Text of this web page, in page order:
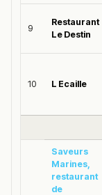
9
Restaurant
Le Destin
10 L Ecaille
Saveurs
Marines,
restaurant
de